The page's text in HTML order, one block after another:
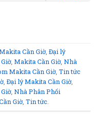
Cần Giờ,Đại lý
,Makita Cần Giờ,Nhà
Makita Cần Giờ,Tin tức
,Đại lý Makita Cần Giờ,
,Nhà Phân Phối
Giờ,Tin tức.